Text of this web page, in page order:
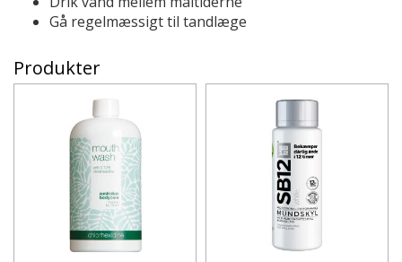
Gå regelmæssigt til tandlæge
Produkter